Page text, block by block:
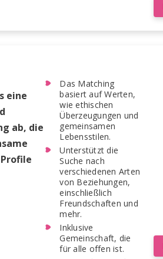
eine
ab, die
Das Matching
basiert auf Werten,
wie ethischen
Überzeugungen und
gemeinsamen
Lebensstilen.
Unterstützt die
Suche nach
verschiedenen Arten
von Beziehungen,
einschließlich
Freundschaften und
mehr.
Inklusive
Gemeinschaft, die
für alle offen ist.